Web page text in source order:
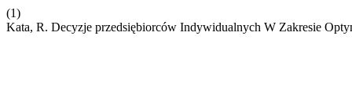
(1)
Kata, R. Decyzje przedsiębiorców Indywidualnych W Zakresie